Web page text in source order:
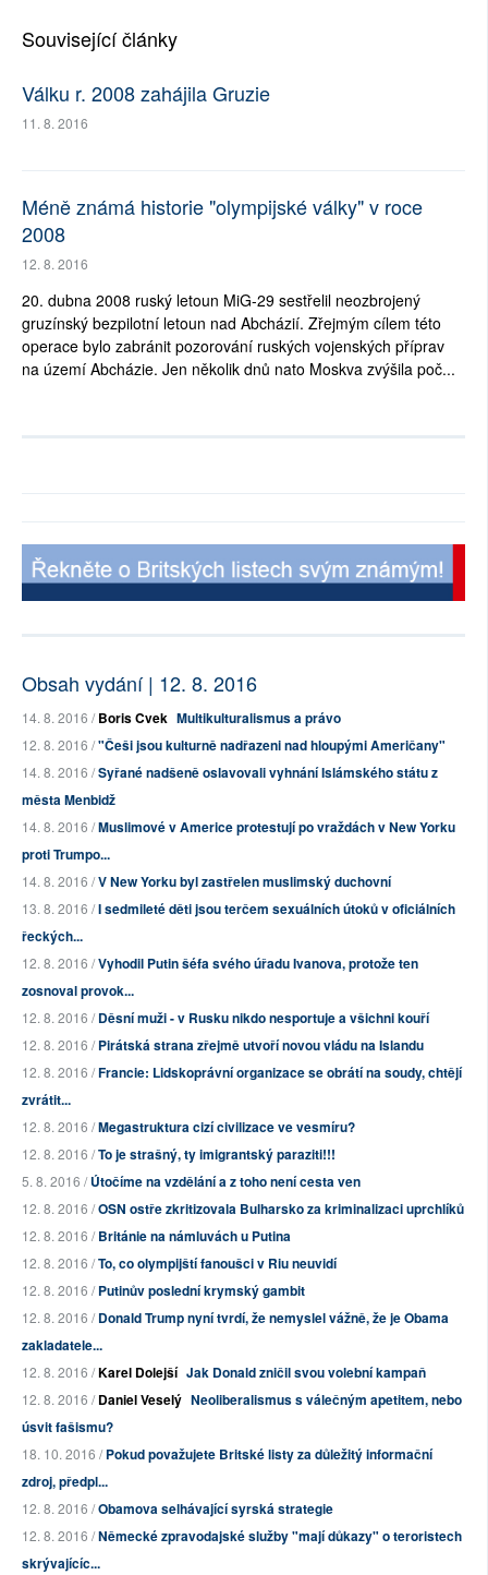
Související články
Válku r. 2008 zahájila Gruzie
11. 8. 2016
Méně známá historie "olympijské války" v roce
2008
12. 8. 2016
20. dubna 2008 ruský letoun MiG-29 sestřelil neozbrojený
gruzínský bezpilotní letoun nad Abcházií. Zřejmým cílem této
operace bylo zabránit pozorování ruských vojenských příprav
na území Abcházie. Jen několik dnů nato Moskva zvýšila poč...
Obsah vydání | 12. 8. 2016
14. 8. 2016 /Boris Cvek Multikulturalismus a právo
12. 8. 2016 /"Češi jsou kulturně nadřazeni nad hloupými Američany"
14. 8. 2016 /Syřané nadšeně oslavovali vyhnání Islámského státu z
města Menbidž
14. 8. 2016 /Muslimové v Americe protestují po vraždách v New Yorku
proti Trumpo...
14. 8. 2016 /V New Yorku byl zastřelen muslimský duchovní
13. 8. 2016 /I sedmileté děti jsou terčem sexuálních útoků v oficiálních
řeckých...
12. 8. 2016 /Vyhodil Putin šéfa svého úřadu Ivanova, protože ten
zosnoval provok...
12. 8. 2016 /Děsní muži - v Rusku nikdo nesportuje a všichni kouří
12. 8. 2016 /Pirátská strana zřejmě utvoří novou vládu na Islandu
12. 8. 2016 /Francie: Lidskoprávní organizace se obrátí na soudy, chtějí
zvrátit...
12. 8. 2016 /Megastruktura cizí civilizace ve vesmíru?
12. 8. 2016 /To je strašný, ty imigrantský paraziti!!!
5. 8. 2016 /Útočíme na vzdělání a z toho není cesta ven
12. 8. 2016 /OSN ostře zkritizovala Bulharsko za kriminalizaci uprchlíků
12. 8. 2016 /Británie na námluvách u Putina
12. 8. 2016 /To, co olympijští fanoušci v Riu neuvidí
12. 8. 2016 /Putinův poslední krymský gambit
12. 8. 2016 /Donald Trump nyní tvrdí, že nemyslel vážně, že je Obama
zakladatele...
12. 8. 2016 /Karel Dolejší Jak Donald zničil svou volební kampaň
12. 8. 2016 /Daniel Veselý Neoliberalismus s válečným apetitem, nebo
úsvit fašismu?
18. 10. 2016 /Pokud považujete Britské listy za důležitý informační
zdroj, předpl...
12. 8. 2016 /Obamova selhávající syrská strategie
12. 8. 2016 /Německé zpravodajské služby "mají důkazy" o teroristech
skrývajícíc...